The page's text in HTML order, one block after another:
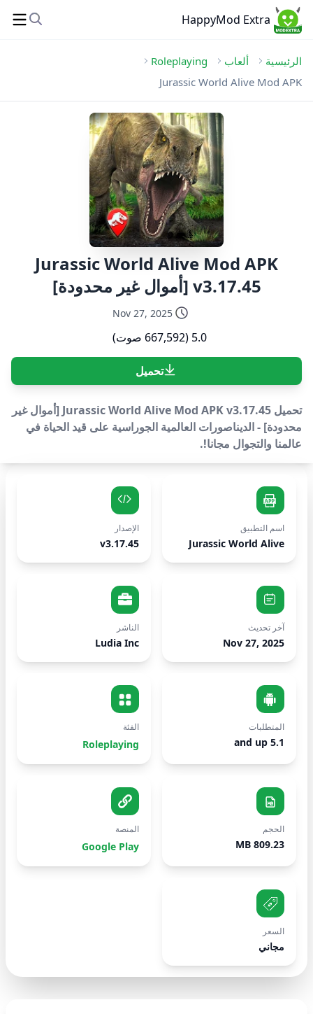
HappyMod Extra
الرئيسية ألعاب
Roleplaying
Jurassic World Alive Mod APK
Jurassic World Alive Mod APK
v3.17.45 [أموال غير محدودة]
Nov 27, 2025
5.0 (667,592 صوت)
تحميل
تحميل Jurassic World Alive Mod APK v3.17.45 [أموال غير
محدودة] - الديناصورات العالمية الجوراسية على قيد الحياة في
عالمنا والتجوال مجانا!.
اسم التطبيق
Jurassic World Alive
الإصدار
v3.17.45
آخر تحديث
Nov 27, 2025
الناشر
Ludia Inc
المتطلبات
5.1 and up
الفئة
Roleplaying
الحجم
809.23 MB
المنصة
Google Play
السعر
مجاني